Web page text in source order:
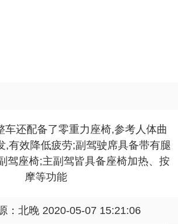
车还配备了零重力座椅,参考人体曲
,有效降低疲劳;副驾驶席具备带有腿
驾座椅;主副驾皆具备座椅加热、按
摩等功能
： 北晚2020-05-07 15:21:06